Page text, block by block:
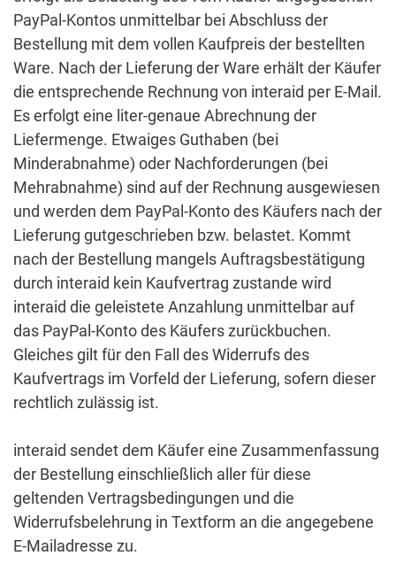
PayPal-Kontos unmittelbar bei Abschluss der
Bestellung mit dem vollen Kaufpreis der bestellten
Ware. Nach der Lieferung der Ware erhält der Käufer
die entsprechende Rechnung von interaid per E-Mail.
Es erfolgt eine liter-genaue Abrechnung der
Liefermenge. Etwaiges Guthaben (bei
Minderabnahme) oder Nachforderungen (bei
Mehrabnahme) sind auf der Rechnung ausgewiesen
und werden dem PayPal-Konto des Käufers nach der
Lieferung gutgeschrieben bzw. belastet. Kommt
nach der Bestellung mangels Auftragsbestätigung
durch interaid kein Kaufvertrag zustande wird
interaid die geleistete Anzahlung unmittelbar auf
das PayPal-Konto des Käufers zurückbuchen.
Gleiches gilt für den Fall des Widerrufs des
Kaufvertrags im Vorfeld der Lieferung, sofern dieser
rechtlich zulässig ist.
interaid sendet dem Käufer eine Zusammenfassung
der Bestellung einschließlich aller für diese
geltenden Vertragsbedingungen und die
Widerrufsbelehrung in Textform an die angegebene
E-Mailadresse zu.